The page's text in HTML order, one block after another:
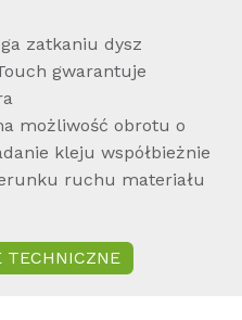
zatkaniu dysz
gwarantuje
możliwość obrotu o
kleju współbieżnie
ruchu materiału
TECHNICZNE